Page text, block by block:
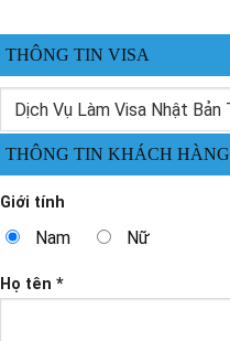
THÔNG TIN VISA
THÔNG TIN KHÁCH HÀNG
Giới tính
Nam Nữ
Họ tên *